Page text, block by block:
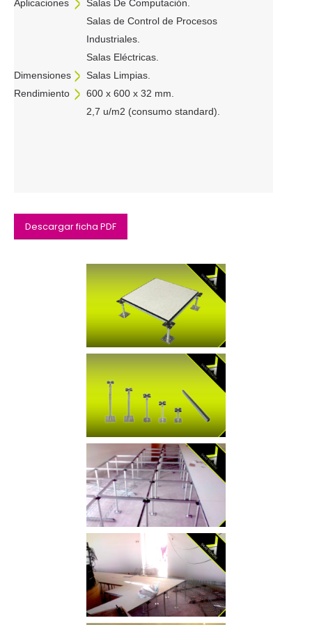
Aplicaciones
Dimensiones
Rendimiento
>
>
Salas De Computación.
Salas de Control de Procesos
Industriales.
Salas Eléctricas.
Salas Limpias.
600 x 600 x 32 mm.
2,7 u/m2 (consumo standard).
Descargar ficha PDF